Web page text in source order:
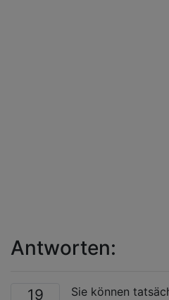
Antworten:
19
Sie können